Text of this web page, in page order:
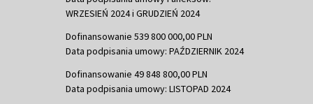
WRZESIEŃ 2024 i GRUDZIEŃ 2024
Dofinansowanie 539 800 000,00 PLN
Data podpisania umowy: PAŹDZIERNIK 2024
Dofinansowanie 49 848 800,00 PLN
Data podpisania umowy: LISTOPAD 2024